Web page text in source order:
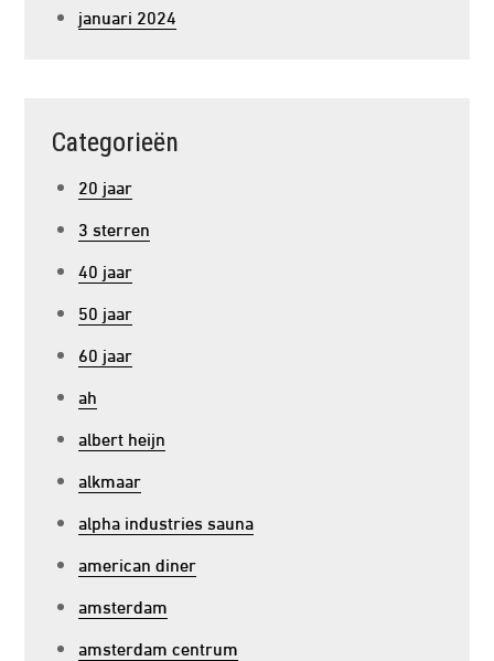
januari 2024
Categorieën
20 jaar
3 sterren
40 jaar
50 jaar
60 jaar
ah
albert heijn
alkmaar
alpha industries sauna
american diner
amsterdam
amsterdam centrum